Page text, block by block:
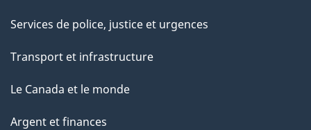
Services de police, justice et urgences
Transport et infrastructure
Le Canada et le monde
Argent et finances